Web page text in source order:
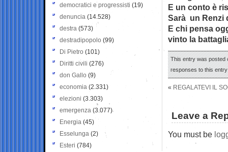
E un conto è
Sarà un Renzi
E chi pensa
vinto la
This entry was posted
responses to this
« REGALATEVI IL
Leave a
You must be
democratici e progressisti (19)
denuncia (14.528)
destra (573)
destradipopolo (99)
Di Pietro (101)
Diritti civili (276)
don Gallo (9)
economia (2.331)
elezioni (3.303)
emergenza (3.077)
Energia (45)
Esselunga (2)
Esteri (784)